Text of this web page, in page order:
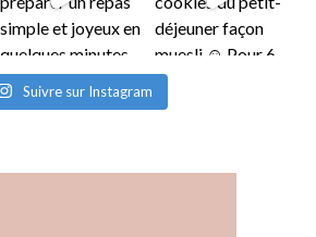
Suivre sur Instagram